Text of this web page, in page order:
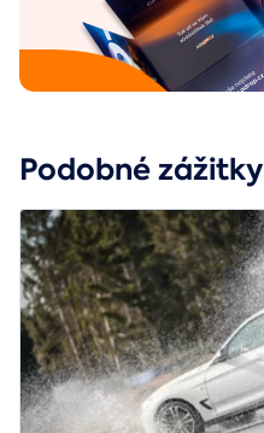
Podobné zážitky